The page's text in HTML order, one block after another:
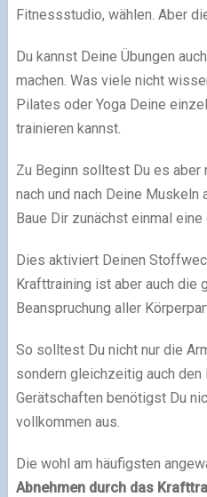
Fitnessstudio, wählen. Aber
Du kannst Deine Übungen
machen. Was viele nicht
Pilates oder Yoga Deine
trainieren kannst.
Zu Beginn solltest Du es aber
nach und nach Deine Muskeln
Baue Dir zunächst einmal
Dies aktiviert Deinen
Krafttraining ist aber auch die
Beanspruchung aller
So solltest Du nicht nur die
sondern gleichzeitig auch den
Gerätschaften benötigst Du
vollkommen aus.
Die wohl am häufigsten
Abnehmen durch das